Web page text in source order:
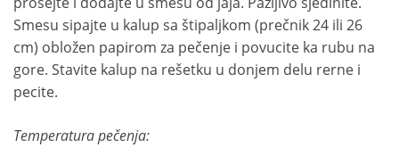
Smesu sipajte u kalup sa štipaljkom (prečnik 24 ili 26
cm) obložen papirom za pečenje i povucite ka rubu na
gore. Stavite kalup na rešetku u donjem delu rerne i
pecite.
Temperatura pečenja: